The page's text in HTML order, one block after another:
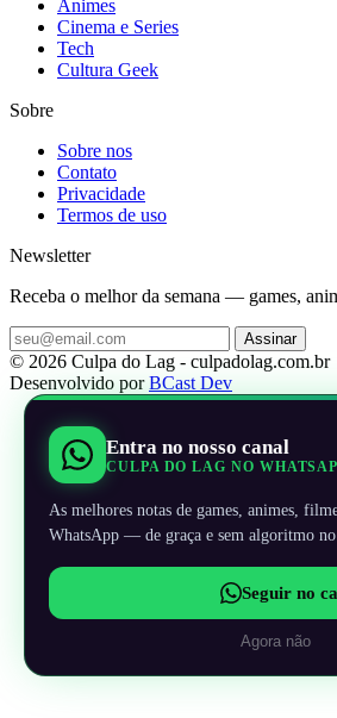
Animes
Cinema e Series
Tech
Cultura Geek
Sobre
Sobre nos
Contato
Privacidade
Termos de uso
Newsletter
Receba o melhor da semana — games,
Assinar
© 2026 Culpa do Lag - culpadolag.com.br
Desenvolvido porBCast Dev
Entra no nosso canal
CULPA DO LAG NO
As melhores notas de games, animes,
WhatsApp — de graça e sem algoritmo no
Seguir no
Agora não